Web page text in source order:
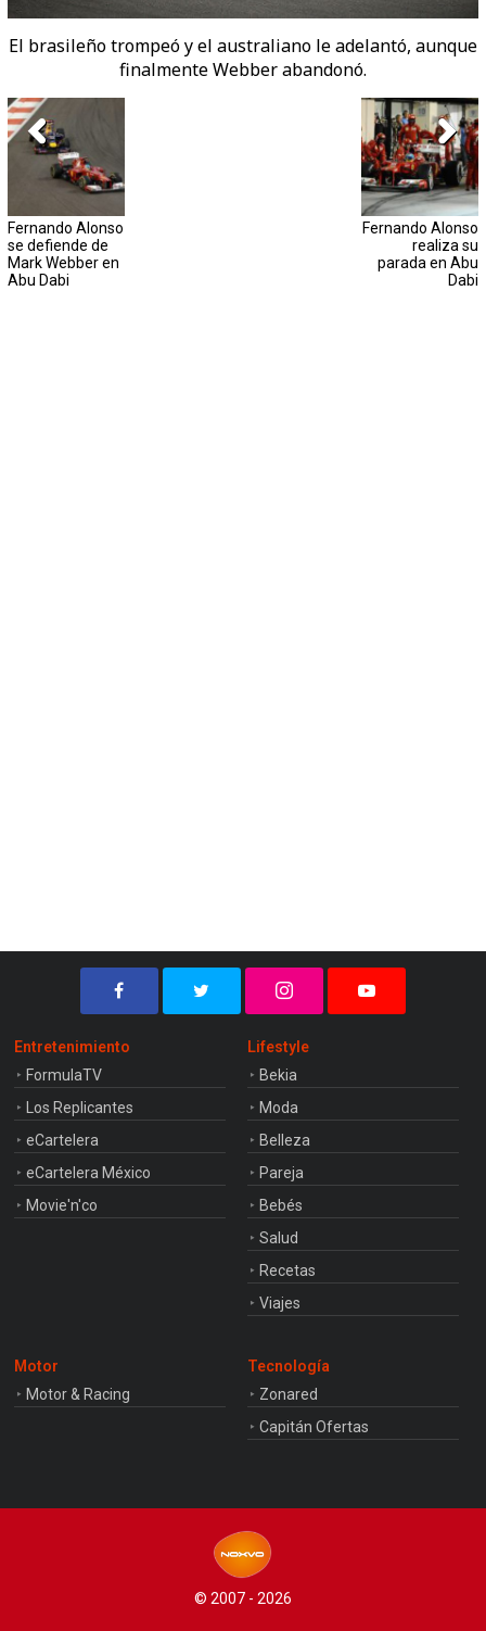
El brasileño trompeó y el australiano le adelantó, aunque
finalmente Webber abandonó.
Fernando Alonso
se defiende de
Mark Webber en
Abu Dabi
Fernando Alonso
realiza su
parada en Abu
Dabi
Entretenimiento
FormulaTV
Los Replicantes
eCartelera
eCartelera México
Movie'n'co
Lifestyle
Bekia
Moda
Belleza
Pareja
Bebés
Salud
Recetas
Viajes
Motor
Motor & Racing
Tecnología
Zonared
Capitán Ofertas
© 2007 - 2026